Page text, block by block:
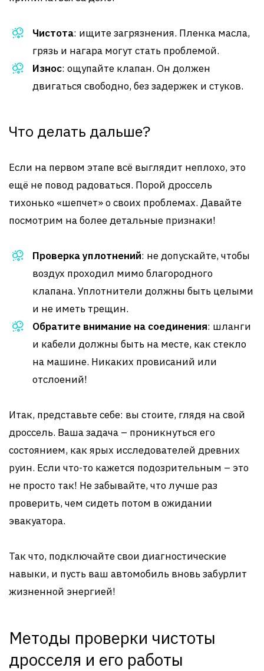
Чистота: ищите загрязнения. Пленка масла,
грязь и нагара могут стать проблемой.
Износ: ощупайте клапан. Он должен
двигаться свободно, без задержек и стуков.
Что делать дальше?
Если на первом этапе всё выглядит неплохо, это
ещё не повод радоваться. Порой дроссель
тихонько «шепчет» о своих проблемах. Давайте
посмотрим на более детальные признаки!
Проверка уплотнений: не допускайте, чтобы
воздух проходил мимо благородного
клапана. Уплотнители должны быть целыми
и не иметь трещин.
Обратите внимание на соединения: шланги
и кабели должны быть на месте, как стекло
на машине. Никаких провисаний или
отслоений!
Итак, представьте себе: вы стоите, глядя на свой
дроссель. Ваша задача – проникнуться его
состоянием, как ярых исследователей древних
руин. Если что-то кажется подозрительным – это
не просто так! Не забывайте, что лучше раз
проверить, чем сидеть потом в ожидании
эвакуатора.
Так что, подключайте свои диагностические
навыки, и пусть ваш автомобиль вновь забурлит
жизненной энергией!
Методы проверки чистоты
дросселя и его работы